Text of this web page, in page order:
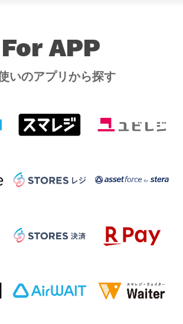
For APP
いのアプリから探す